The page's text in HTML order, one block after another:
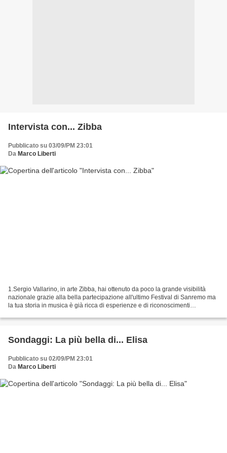
Intervista con... Zibba
Pubblicato su 03/09/PM 23:01
Da Marco Liberti
1.Sergio Vallarino, in arte Zibba, hai ottenuto da poco la grande visibilità
nazionale grazie alla bella partecipazione all'ultimo Festival di Sanremo ma
la tua storia in musica è già ricca di esperienze e di riconoscimenti
Sondaggi: La più bella di... Elisa
Pubblicato su 02/09/PM 23:01
Da Marco Liberti